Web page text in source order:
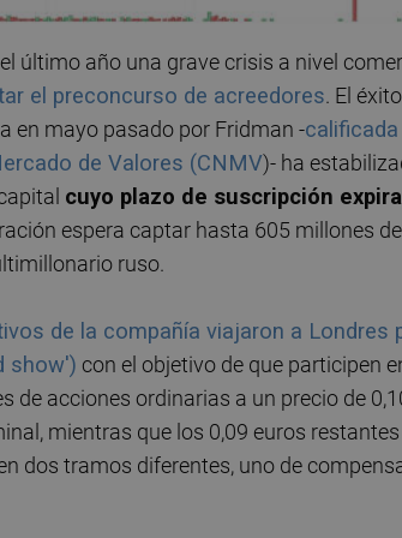
último año una grave crisis a nivel
el preconcurso de acreedores. El
en mayo pasado por Fridman -
de Valores (CNMV)- ha
cuyo plazo de suscripción
espera captar hasta 605 millones
ruso.
de la compañía viajaron a Londres
show') con el objetivo de que participen
de acciones ordinarias a un precio de
mientras que los 0,09 euros
dos tramos diferentes, uno de